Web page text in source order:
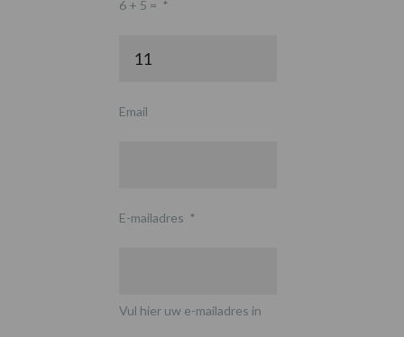
6 + 5 = *
Email
E-mailadres *
Vul hier uw e-mailadres in